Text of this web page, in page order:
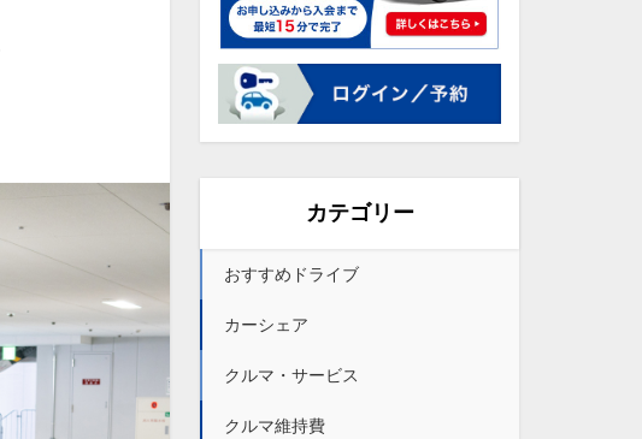
カテゴリー
おすすめドライブ
カーシェア
クルマ・サービス
クルマ維持費